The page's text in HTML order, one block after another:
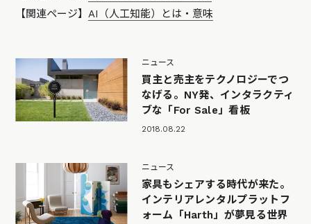
【関連ページ】AI（人工知能）とは・意味
ニュース
買主と売主をテクノロジーでつ
なげる。NY発、インタラクティ
ブな「For Sale」看板
2018.08.22
ニュース
家具もシェアする時代が来た。
インテリアレンタルプラットフ
ォーム「Harth」が夢見る世界